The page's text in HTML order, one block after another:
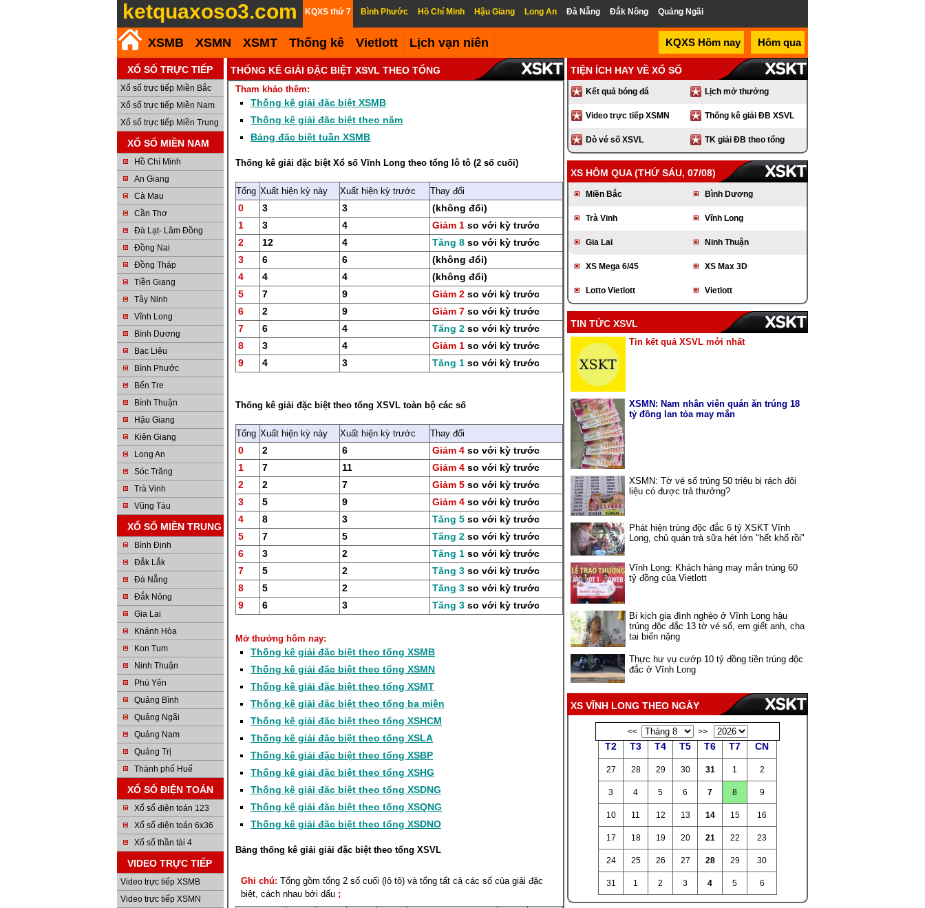
ketquaxoso3.com KQXS thứ 7 Bình Phước Hồ Chí Minh Hậu Giang Long An Đà Nẵng Đắk Nông Quảng Ngãi
XSMB XSMN XSMT Thống kê Vietlott Lịch vạn niên KQXS Hôm nay Hôm qua
XỔ SỐ TRỰC TIẾP
Xổ số trực tiếp Miền Bắc
Xổ số trực tiếp Miền Nam
Xổ số trực tiếp Miền Trung
XỔ SỐ MIỀN NAM
Hồ Chí Minh
An Giang
Cà Mau
Cần Thơ
Đà Lạt- Lâm Đồng
Đồng Nai
Đồng Tháp
Tiền Giang
Tây Ninh
Vĩnh Long
Bình Dương
Bạc Liêu
Bình Phước
Bến Tre
Bình Thuận
Hậu Giang
Kiên Giang
Long An
Sóc Trăng
Trà Vinh
Vũng Tàu
XỔ SỐ MIỀN TRUNG
Bình Định
Đắk Lắk
Đà Nẵng
Đắk Nông
Gia Lai
Khánh Hòa
Kon Tum
Ninh Thuận
Phú Yên
Quảng Bình
Quảng Ngãi
Quảng Nam
Quảng Trị
Thành phố Huế
XỔ SỐ ĐIỆN TOÁN
Xổ số điện toán 123
Xổ số điện toán 6x36
Xổ số thần tài 4
VIDEO TRỰC TIẾP
Video trực tiếp XSMB
Video trực tiếp XSMN
THỐNG KÊ GIẢI ĐẶC BIỆT XSVL THEO TỔNG
Tham khảo thêm:
Thống kê giải đặc biệt XSMB
Thống kê giải đặc biệt theo năm
Bảng đặc biệt tuần XSMB
Thống kê giải đặc biệt Xổ số Vĩnh Long theo tổng lô tô (2 số cuối)
Tổng Xuất hiện kỳ này Xuất hiện kỳ trước Thay đổi
0 3 3
(không đổi)
1
3 4 Giảm 1 so với kỳ trước
2
12 4 Tăng 8 so với kỳ trước
3
6 6
(không đổi)
4
4 4
(không đổi)
5
7 9 Giảm 2 so với kỳ trước
6
2 9 Giảm 7 so với kỳ trước
7
6 4 Tăng 2 so với kỳ trước
8
3 4 Giảm 1 so với kỳ trước
9
4 3 Tăng 1 so với kỳ trước
Thống kê giải đặc biệt theo tổng XSVL toàn bộ các số
Tổng Xuất hiện kỳ này Xuất hiện kỳ trước Thay đổi
0 2 6 Giảm 4 so với kỳ trước
1
7 11 Giảm 4 so với kỳ trước
2
2 7 Giảm 5 so với kỳ trước
3
5 9 Giảm 4 so với kỳ trước
4
8 3 Tăng 5 so với kỳ trước
5
7 5 Tăng 2 so với kỳ trước
6
3 2 Tăng 1 so với kỳ trước
7
5 2 Tăng 3 so với kỳ trước
8
5 2 Tăng 3 so với kỳ trước
9
6 3 Tăng 3 so với kỳ trước
Mở thưởng hôm nay:
Thống kê giải đặc biệt theo tổng XSMB
Thống kê giải đặc biệt theo tổng XSMN
Thống kê giải đặc biệt theo tổng XSMT
Thống kê giải đặc biệt theo tổng ba miền
Thống kê giải đặc biệt theo tổng XSHCM
Thống kê giải đặc biệt theo tổng XSLA
Thống kê giải đặc biệt theo tổng XSBP
Thống kê giải đặc biệt theo tổng XSHG
Thống kê giải đặc biệt theo tổng XSDNG
Thống kê giải đặc biệt theo tổng XSQNG
Thống kê giải đặc biệt theo tổng XSDNO
Bảng thống kê giải giải đặc biệt theo tổng XSVL
Ghi chú: Tổng gồm tổng 2 số cuối (lô tô) và tổng tất cả các số của giải đặc
biệt, cách nhau bới dấu ;
TIỆN ÍCH HAY VỀ XỔ SỐ
Kết quả bóng đá Lịch mở thưởng
Video trực tiếp XSMN Thống kê giải ĐB XSVL
Dò vé số XSVL TK giải ĐB theo tổng
XS HÔM QUA(THỨ SÁU, 07/08)
Miền Bắc Bình Dương
Trà Vinh Vĩnh Long
Gia Lai Ninh Thuận
XS Mega 6/45 XS Max 3D
Lotto Vietlott Vietlott
TIN TỨC XSVL
Tin kết quả XSVL mới nhất
XSMN: Nam nhân viên quán ăn trúng 18
tỷ đồng lan tỏa may mắn
XSMN: Tờ vé số trúng 50 triệu bị rách đôi
liệu có được trả thưởng?
Phát hiện trúng độc đắc 6 tỷ XSKT Vĩnh
Long, chủ quán trà sữa hét lớn "hết khổ rồi"
Vĩnh Long: Khách hàng may mắn trúng 60
tỷ đồng của Vietlott
Bi kịch gia đình nghèo ở Vĩnh Long hậu
trúng độc đắc 13 tờ vé số, em giết anh, cha
tai biến nặng
Thực hư vụ cướp 10 tỷ đồng tiền trúng độc
đắc ở Vĩnh Long
XS VĨNH LONG THEO NGÀY
<< >>
T2 T3 T4 T5 T6 T7 CN
27 28 29 30 31 1 2
3 4 5 6 7 8 9
10 11 12 13 14 15 16
17 18 19 20 21 22 23
24 25 26 27 28 29 30
31 1 2 3 4 5 6